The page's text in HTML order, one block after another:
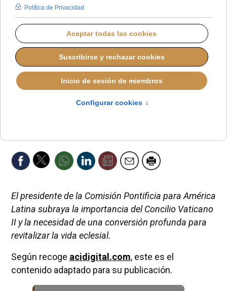
El presidente de la Comisión Pontificia para América
Latina subraya la importancia del Concilio Vaticano
II y la necesidad de una conversión profunda para
revitalizar la vida eclesial.
Según recoge acidigital.com, este es el
contenido adaptado para su publicación.